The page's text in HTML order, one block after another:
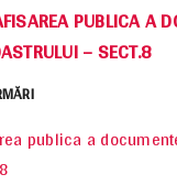
PUBLICA A
– SECT.8
publica a